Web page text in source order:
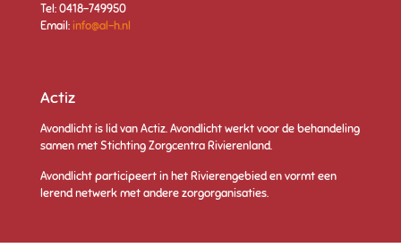
Tel: 0418-749950
Email: info@al-h.nl
Actiz
Avondlicht is lid van Actiz.Avondlicht werkt voor de behandeling
samen met Stichting Zorgcentra Rivierenland.
Avondlicht participeert in het Rivierengebied en vormt een
lerend netwerk met andere zorgorganisaties.